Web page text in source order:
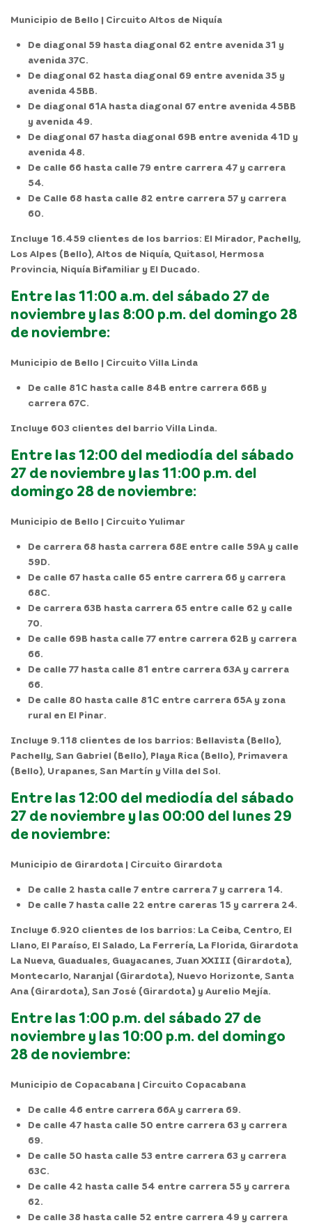
Municipio de Bello | Circuito Altos de Niquía
De diagonal 59 hasta diagonal 62 entre avenida 31 y
avenida 37C.
De diagonal 62 hasta diagonal 69 entre avenida 35 y
avenida 45BB.
De diagonal 61A hasta diagonal 67 entre avenida 45BB
y avenida 49.
De diagonal 67 hasta diagonal 69B entre avenida 41D y
avenida 48.
De calle 66 hasta calle 79 entre carrera 47 y carrera
54.
De Calle 68 hasta calle 82 entre carrera 57 y carrera
60.
Incluye 16.459 clientes de los barrios: El Mirador, Pachelly,
Los Alpes (Bello), Altos de Niquía, Quitasol, Hermosa
Provincia, Niquía Bifamiliar y El Ducado.
Entre las 11:00 a.m. del sábado 27 de
noviembre y las 8:00 p.m. del domingo 28
de noviembre:
Municipio de Bello | Circuito Villa Linda
De calle 81C hasta calle 84B entre carrera 66B y
carrera 67C.
Incluye 603 clientes del barrio Villa Linda.
Entre las 12:00 del mediodía del sábado
27 de noviembre y las 11:00 p.m. del
domingo 28 de noviembre:
Municipio de Bello | Circuito Yulimar
De carrera 68 hasta carrera 68E entre calle 59A y calle
59D.
De calle 67 hasta calle 65 entre carrera 66 y carrera
68C.
De carrera 63B hasta carrera 65 entre calle 62 y calle
70.
De calle 69B hasta calle 77 entre carrera 62B y carrera
66.
De calle 77 hasta calle 81 entre carrera 63A y carrera
66.
De calle 80 hasta calle 81C entre carrera 65A y zona
rural en El Pinar.
Incluye 9.118 clientes de los barrios: Bellavista (Bello),
Pachelly, San Gabriel (Bello), Playa Rica (Bello), Primavera
(Bello), Urapanes, San Martín y Villa del Sol.
Entre las 12:00 del mediodía del sábado
27 de noviembre y las 00:00 del lunes 29
de noviembre:
Municipio de Girardota | Circuito Girardota
De calle 2 hasta calle 7 entre carrera 7 y carrera 14.
De calle 7 hasta calle 22 entre careras 15 y carrera 24.
Incluye 6.920 clientes de los barrios: La Ceiba, Centro, El
Llano, El Paraíso, El Salado, La Ferrería, La Florida, Girardota
La Nueva, Guaduales, Guayacanes, Juan XXIII (Girardota),
Montecarlo, Naranjal (Girardota), Nuevo Horizonte, Santa
Ana (Girardota), San José (Girardota) y Aurelio Mejía.
Entre las 1:00 p.m. del sábado 27 de
noviembre y las 10:00 p.m. del domingo
28 de noviembre:
Municipio de Copacabana | Circuito Copacabana
De calle 46 entre carrera 66A y carrera 69.
De calle 47 hasta calle 50 entre carrera 63 y carrera
69.
De calle 50 hasta calle 53 entre carrera 63 y carrera
63C.
De calle 42 hasta calle 54 entre carrera 55 y carrera
62.
De calle 38 hasta calle 52 entre carrera 49 y carrera